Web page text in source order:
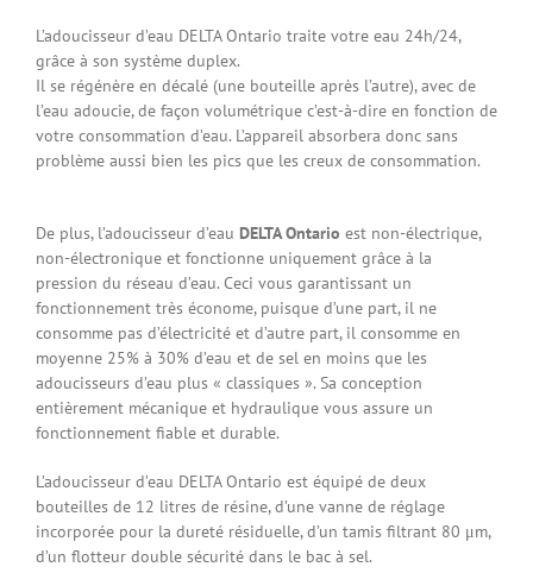
L’adoucisseur d’eau DELTA Ontario traite votre eau 24h/24,
grâce à son système duplex.
Il se régénère en décalé (une bouteille après l’autre), avec de
l’eau adoucie, de façon volumétrique c’est-à-dire en fonction de
votre consommation d’eau. L’appareil absorbera donc sans
problème aussi bien les pics que les creux de consommation.
De plus, l’adoucisseur d’eau DELTA Ontario est non-électrique,
non-électronique et fonctionne uniquement grâce à la
pression du réseau d’eau. Ceci vous garantissant un
fonctionnement très économe, puisque d’une part, il ne
consomme pas d’électricité et d’autre part, il consomme en
moyenne 25% à 30% d’eau et de sel en moins que les
adoucisseurs d’eau plus « classiques ». Sa conception
entièrement mécanique et hydraulique vous assure un
fonctionnement fiable et durable.
L’adoucisseur d’eau DELTA Ontario est équipé de deux
bouteilles de 12 litres de résine, d’une vanne de réglage
incorporée pour la dureté résiduelle, d’un tamis filtrant 80 μm,
d’un flotteur double sécurité dans le bac à sel.